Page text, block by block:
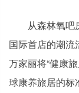
从森林氧吧
国际首店的潮
万家丽将“健康
球康养旅居的标